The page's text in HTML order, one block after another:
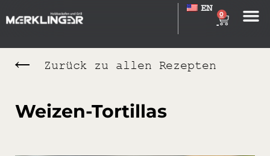
0
EN
Zurück zu allen Rezepten
Weizen-Tortillas